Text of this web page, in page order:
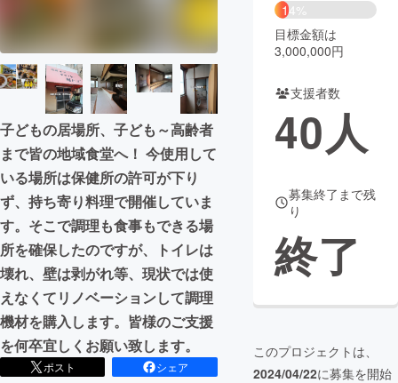
CAMPFIRE for Social Good CAMPFIRE Creation
CAMPFIREふるさと納税machi-ya コミュニティ
子どもの居場所、子ども～高齢者
まで皆の地域食堂へ！ 今使用して
いる場所は保健所の許可が下り
ず、持ち寄り料理で開催していま
す。そこで調理も食事もできる場
所を確保したのですが、トイレは
壊れ、壁は剥がれ等、現状では使
えなくてリノベーションして調理
機材を購入します。皆様のご支援
を何卒宜しくお願い致します。
ポスト
シェア
14%
目標金額は
3,000,000円
支援者数
40人
募集終了まで残
り
終了
このプロジェクトは、
2024/04/22に募集を開始